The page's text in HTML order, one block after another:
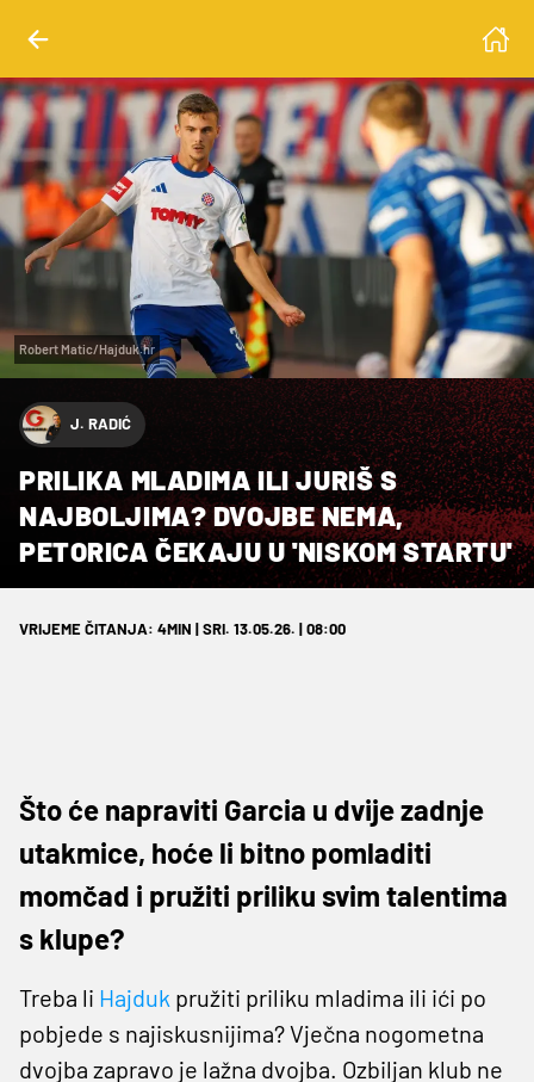
Robert Matic/Hajduk.hr
J. RADIĆ
PRILIKA MLADIMA ILI JURIŠ S
NAJBOLJIMA? DVOJBE NEMA,
PETORICA ČEKAJU U 'NISKOM STARTU'
VRIJEME ČITANJA: 4MIN | SRI. 13.05.26. | 08:00
Što će napraviti Garcia u dvije zadnje
utakmice, hoće li bitno pomladiti
momčad i pružiti priliku svim talentima
s klupe?
Treba li Hajduk pružiti priliku mladima ili ići po
pobjede s najiskusnijima? Vječna nogometna
dvojba zapravo je lažna dvojba. Ozbiljan klub ne